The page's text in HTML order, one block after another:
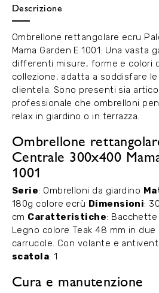
Descrizione
Ombrellone rettangolare ecru
Mama Garden E 1001: Una vasta
differenti misure, forme e colori
collezione, adatta a soddisfare
clientela. Sono presenti sia
professionale che ombrelloni
relax in giardino o in terrazza.
Ombrellone
Centrale 300x400
1001
Serie: Ombrelloni da giardino
180g colore ecrù Dimensioni:
cm Caratteristiche: Bacchette
Legno colore Teak 48 mm in due
carrucole. Con volante e
scatola: 1
Cura e manutenzione